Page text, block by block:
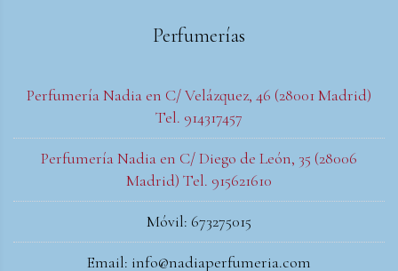
Perfumerías
Perfumería Nadia en C/ Velázquez, 46 (28001 Madrid)
Tel. 914317457
Perfumería Nadia en C/ Diego de León, 35 (28006
Madrid) Tel. 915621610
Móvil: 673275015
Email: info@nadiaperfumeria.com